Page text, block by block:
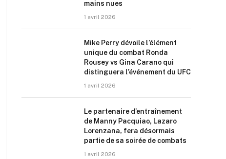
mains nues
1 avril 2026
Mike Perry dévoile l’élément
unique du combat Ronda
Rousey vs Gina Carano qui
distinguera l’événement du UFC
1 avril 2026
Le partenaire d’entraînement
de Manny Pacquiao, Lazaro
Lorenzana, fera désormais
partie de sa soirée de combats
1 avril 2026